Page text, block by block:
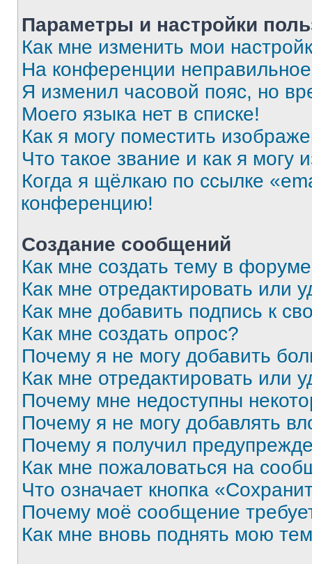
Параметры и настройки
Как мне изменить мои
На конференции
Я изменил часовой пояс, но
Моего языка нет в списке!
Как я могу поместить
Что такое звание и как я могу
Когда я щёлкаю по ссылке
конференцию!
Создание сообщений
Как мне создать тему в
Как мне отредактировать или
Как мне добавить подпись к
Как мне создать опрос?
Почему я не могу добавить
Как мне отредактировать или
Почему мне недоступны
Почему я не могу добавлять
Почему я получил
Как мне пожаловаться на
Что означает кнопка
Почему моё сообщение
Как мне вновь поднять мою